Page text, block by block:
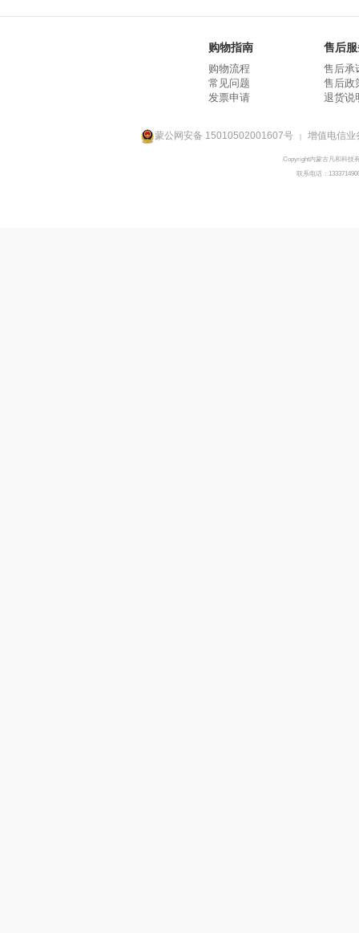
购物指南
购物流程
常见问题
发票申请
售后
售后承
售后政
退货说
蒙公网安备 15010502001607号 | 增值电信业
Copyright内蒙古凡和科技
联系电话：